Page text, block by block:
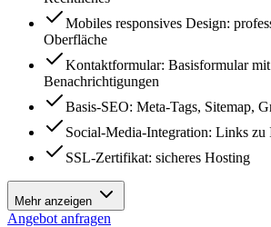
Mobiles responsives Design:
Oberfläche
Kontaktformular: Basisformular
Benachrichtigungen
Basis-SEO: Meta-Tags, Sitemap,
Social-Media-Integration: Links zu
SSL-Zertifikat: sicheres Hosting
Mehr anzeigen
Angebot anfragen